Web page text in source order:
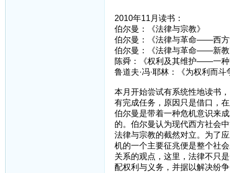
2010年11月读书：
伯尔曼：《法律与宗教》
伯尔曼：《法律与革命——西方
伯尔曼：《法律与革命——新教
陈舜：《权利及其维护——一种
鲁道夫·冯·耶林：《为权利而斗
本月开始尝试有系统性地读书
有完成任务，原因只是借口，
伯尔曼是带着一种危机意识来
的。伯尔曼认为现代西方社会
法律与宗教的截然对立。为了
机的一个主要征兆便是整个社
关系的观点，这里，法律不只
配权利与义务，并据以解决纷